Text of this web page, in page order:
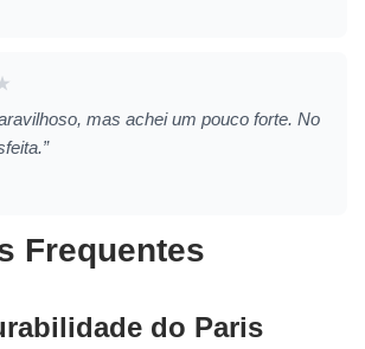
mas achei um pouco forte. No
Frequentes
do Paris